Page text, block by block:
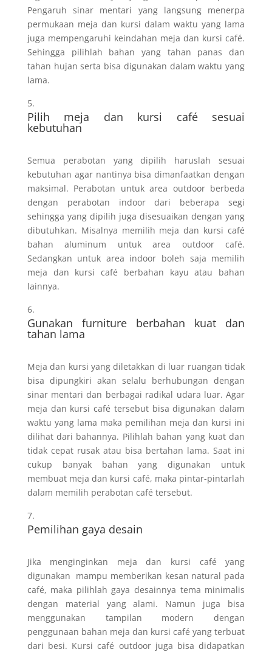
Pengaruh sinar mentari yang langsung menerpa
permukaan meja dan kursi dalam waktu yang lama
juga mempengaruhi keindahan meja dan kursi café.
Sehingga pilihlah bahan yang tahan panas dan
tahan hujan serta bisa digunakan dalam waktu yang
lama.
Pilih meja dan kursi café sesuai
kebutuhan
Semua perabotan yang dipilih haruslah sesuai
kebutuhan agar nantinya bisa dimanfaatkan dengan
maksimal. Perabotan untuk area outdoor berbeda
dengan perabotan indoor dari beberapa segi
sehingga yang dipilih juga disesuaikan dengan yang
dibutuhkan. Misalnya memilih meja dan kursi café
bahan aluminum untuk area outdoor café.
Sedangkan untuk area indoor boleh saja memilih
meja dan kursi café berbahan kayu atau bahan
lainnya.
Gunakan furniture berbahan kuat dan
tahan lama
Meja dan kursi yang diletakkan di luar ruangan tidak
bisa dipungkiri akan selalu berhubungan dengan
sinar mentari dan berbagai radikal udara luar. Agar
meja dan kursi café tersebut bisa digunakan dalam
waktu yang lama maka pemilihan meja dan kursi ini
dilihat dari bahannya. Pilihlah bahan yang kuat dan
tidak cepat rusak atau bisa bertahan lama. Saat ini
cukup banyak bahan yang digunakan untuk
membuat meja dan kursi café, maka pintar-pintarlah
dalam memilih perabotan café tersebut.
Pemilihan gaya desain
Jika menginginkan meja dan kursi café yang
digunakan mampu memberikan kesan natural pada
café, maka pilihlah gaya desainnya tema minimalis
dengan material yang alami. Namun juga bisa
menggunakan tampilan modern dengan
penggunaan bahan meja dan kursi café yang terbuat
dari besi. Kursi café outdoor juga bisa didapatkan